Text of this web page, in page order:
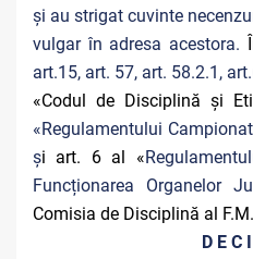
și au strigat cuvinte
vulgar în adresa acestora.
art.15, art. 57, art. 58.2.1,
«Codul de Disciplină și
«Regulamentului
și art. 6 al «
Funcționarea Organelor
Comisia de Disciplină al
D E C